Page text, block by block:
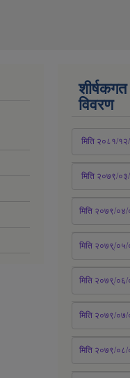
विवरण
मिति २०८१/
मिति २०७९/
मिति २०७९/
मिति २०७९्/
मिति २०७९्/
मिति २०७९/
मिति २०७९/